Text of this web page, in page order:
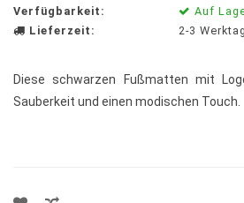
Verfügbarkeit:
Auf
Lieferzeit:
2-3
Diese schwarzen Fußmatten mit
Sauberkeit und einen modischen Touch.